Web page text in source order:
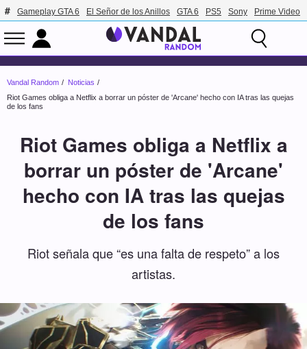
Gameplay GTA 6 El Señor de los Anillos GTA 6 PS5 Sony Prime Video
Vandal Random
Noticias
Riot Games obliga a Netflix a borrar un póster de 'Arcane' hecho con IA tras las quejas
de los fans
Riot Games obliga a Netflix a
borrar un póster de 'Arcane'
hecho con IA tras las quejas
de los fans
Riot señala que “es una falta de respeto” a los
artistas.